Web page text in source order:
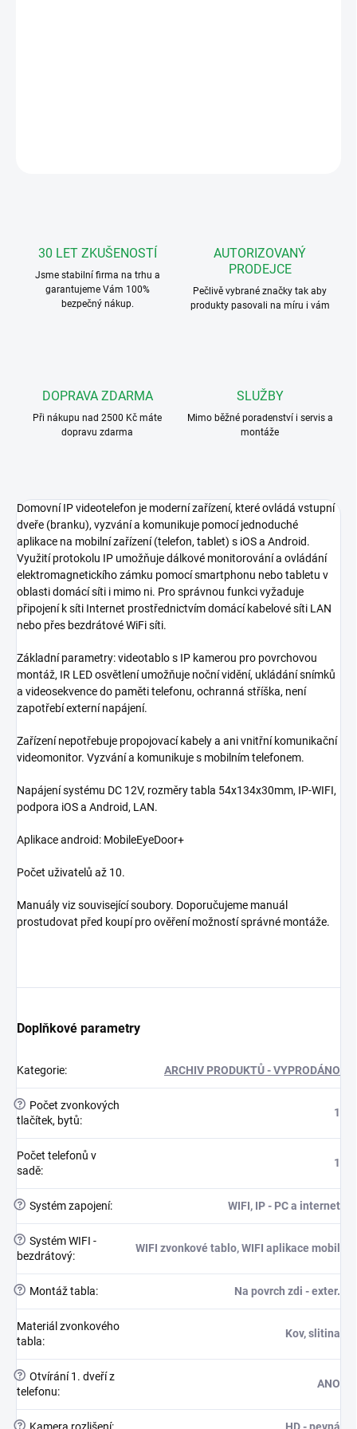
30 LET ZKUŠENOSTÍ
Jsme stabilní firma na trhu a
garantujeme Vám 100%
bezpečný nákup.
AUTORIZOVANÝ
PRODEJCE
Pečlivě vybrané značky tak aby
produkty pasovali na míru i vám
DOPRAVA ZDARMA
Při nákupu nad 2500 Kč máte
dopravu zdarma
SLUŽBY
Mimo běžné poradenství i servis a
montáže
Domovní IP videotelefon je moderní zařízení, které ovládá vstupní
dveře (branku), vyzvání a komunikuje pomocí jednoduché
aplikace na mobilní zařízení (telefon, tablet) s iOS a Android.
Využití protokolu IP umožňuje dálkové monitorování a ovládání
elektromagnetickího zámku pomocí smartphonu nebo tabletu v
oblasti domácí síti i mimo ni. Pro správnou funkci vyžaduje
připojení k síti Internet prostřednictvím domácí kabelové síti LAN
nebo přes bezdrátové WiFi síti.
Základní parametry: videotablo s IP kamerou pro povrchovou
montáž, IR LED osvětlení umožňuje noční vidění, ukládání snímků
a videosekvence do paměti telefonu, ochranná stříška, není
zapotřebí externí napájení.
Zařízení nepotřebuje propojovací kabely a ani vnitřní komunikační
videomonitor. Vyzvání a komunikuje s mobilním telefonem.
Napájení systému DC 12V, rozměry tabla 54x134x30mm, IP-WIFI,
podpora iOS a Android, LAN.
Aplikace android: MobileEyeDoor+
Počet uživatelů až 10.
Manuály viz související soubory. Doporučujeme manuál
prostudovat před koupí pro ověření možností správné montáže.
Doplňkové parametry
Kategorie: ARCHIV PRODUKTŮ - VYPRODÁNO
?
Počet zvonkových
tlačítek, bytů:
1
Počet telefonů v
sadě:
1
? Systém zapojení: WIFI, IP - PC a internet
? Systém WIFI -
bezdrátový:
WIFI zvonkové tablo, WIFI aplikace mobil
? Montáž tabla: Na povrch zdi - exter.
Materiál zvonkového
tabla:
Kov, slitina
? Otvírání 1. dveří z
telefonu:
ANO
?